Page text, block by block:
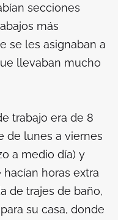
secciones
más
se les asignaban a
llevaban mucho
trabajo era de 8
de lunes a viernes
a medio día) y
horas extra
de trajes de baño,
su casa, donde